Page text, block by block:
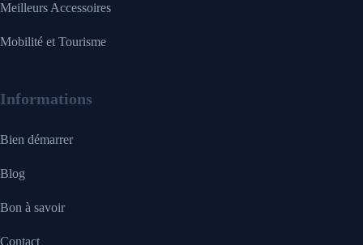
Meilleurs Accessoires
Mobilité et Tourisme
Informations
Bien démarrer
Blog
Bon à savoir
Contact